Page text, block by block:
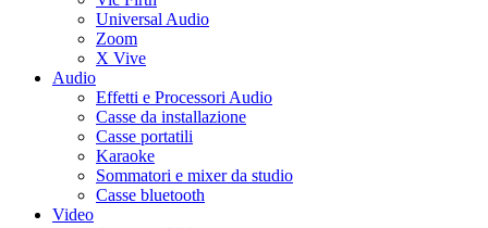
Universal Audio
Zoom
X Vive
Audio
Effetti e Processori Audio
Casse da installazione
Casse portatili
Karaoke
Sommatori e mixer da studio
Casse bluetooth
Video